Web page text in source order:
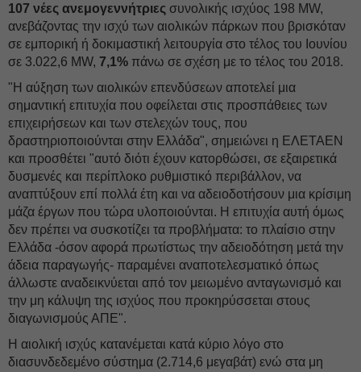
107 νέες ανεμογεννήτριες συνολικής ισχύος 198 MW,
ανεβάζοντας την ισχύ των αιολικών πάρκων που βρισκόταν
σε εμπορική ή δοκιμαστική λειτουργία στο τέλος του Ιουνίου
σε 3.022,6 MW, 7,1% πάνω σε σχέση με το τέλος του 2018.
"Η αύξηση των αιολικών επενδύσεων αποτελεί μια
σημαντική επιτυχία που οφείλεται στις προσπάθειες των
επιχειρήσεων και των στελεχών τους, που
δραστηριοποιούνται στην Ελλάδα", σημειώνει η ΕΛΕΤΑΕΝ
και προσθέτει "αυτό διότι έχουν κατορθώσει, σε εξαιρετικά
δυσμενές και περίπλοκο ρυθμιστικό περιβάλλον, να
αναπτύξουν επί πολλά έτη και να αδειοδοτήσουν μια κρίσιμη
μάζα έργων που τώρα υλοποιούνται. Η επιτυχία αυτή όμως
δεν πρέπει να συσκοτίζει τα προβλήματα: το πλαίσιο στην
Ελλάδα -όσον αφορά πρωτίστως την αδειοδότηση μετά την
άδεια παραγωγής- παραμένει αναποτελεσματικό όπως
άλλωστε αναδεικνύεται από τον μειωμένο ανταγωνισμό και
την μη κάλυψη της ισχύος που προκηρύσσεται στους
διαγωνισμούς ΑΠΕ".
Η αιολική ισχύς κατανέμεται κατά κύριο λόγο στο
διασυνδεδεμένο σύστημα (2.714,6 μεγαβάτ) ενώ στα μη